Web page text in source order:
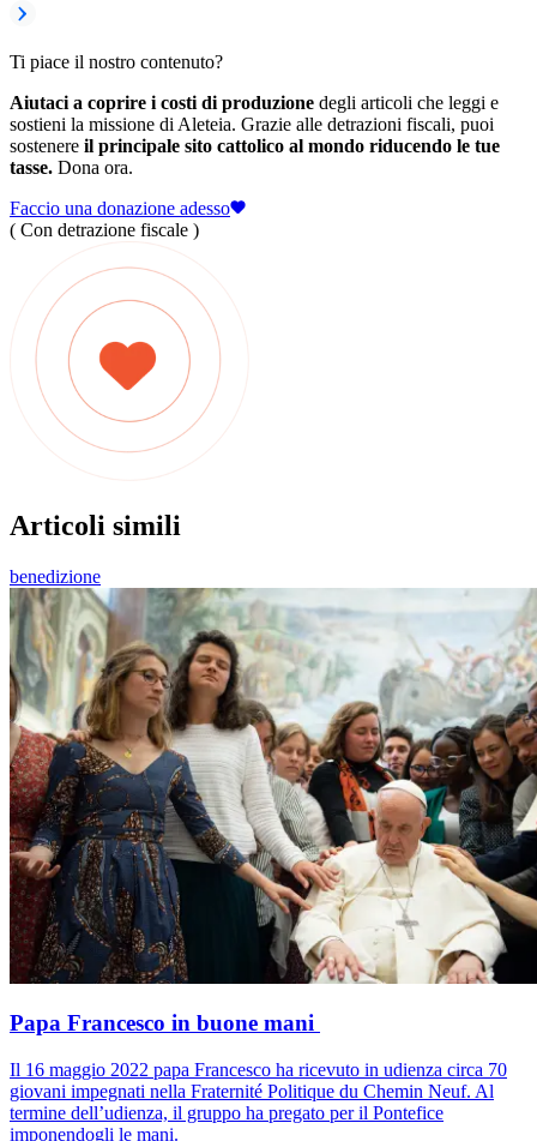
Ti piace il nostro contenuto?
Aiutaci a coprire i costi di produzione degli articoli che leggi e
sostieni la missione di Aleteia. Grazie alle detrazioni fiscali, puoi
sostenere il principale sito cattolico al mondo riducendo le tue
tasse. Dona ora.
Faccio una donazione adesso
( Con detrazione fiscale )
Articoli simili
benedizione
Papa Francesco in buone mani
Il 16 maggio 2022 papa Francesco ha ricevuto in udienza circa 70
giovani impegnati nella Fraternité Politique du Chemin Neuf. Al
termine dell’udienza, il gruppo ha pregato per il Pontefice
imponendogli le mani.